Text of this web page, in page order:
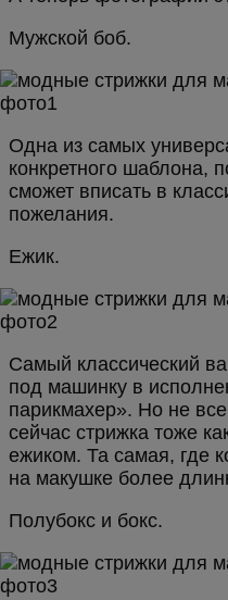
Мужской боб.
Одна из самых
конкретного шаблона,
сможет вписать в
пожелания.
Ежик.
Самый классический
под машинку в
парикмахер». Но не
сейчас стрижка тоже
ежиком. Та самая, где
на макушке более
Полубокс и бокс.